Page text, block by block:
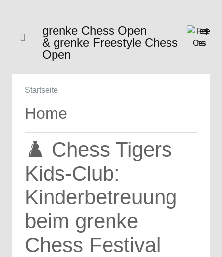
grenke Chess Open
& grenke Freestyle Chess
Open
Startseite
Home
♟️ Chess Tigers
Kids-Club:
Kinderbetreuung
beim grenke
Chess Festival